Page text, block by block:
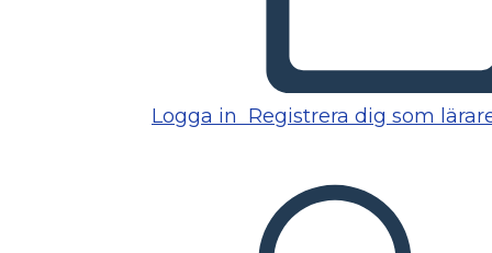
Logga in Registrera dig som